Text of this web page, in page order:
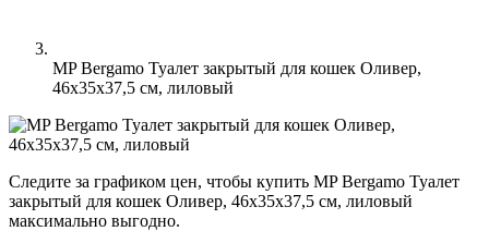
MP Bergamo Туалет закрытый для кошек Оливер,
46х35х37,5 см, лиловый
Следите за графиком цен, чтобы купить MP Bergamo Туалет
закрытый для кошек Оливер, 46х35х37,5 см, лиловый
максимально выгодно.